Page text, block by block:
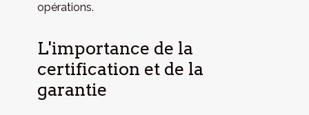
opérations.
L'importance de la
certification et de la
garantie